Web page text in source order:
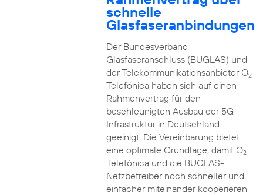
schnelle
Glasfaseranbindungen
Der Bundesverband
Glasfaseranschluss (BUGLAS) und
der Telekommunikationsanbieter O2
Telefónica haben sich auf einen
Rahmenvertrag für den
beschleunigten Ausbau der 5G-
Infrastruktur in Deutschland
geeinigt. Die Vereinbarung bietet
eine optimale Grundlage, damit O2
Telefónica und die BUGLAS-
Netzbetreiber noch schneller und
einfacher miteinander kooperieren